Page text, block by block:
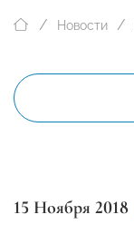
Новости
15 Ноября 2018